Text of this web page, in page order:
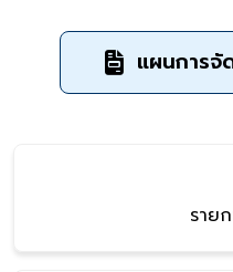
แผนการจั
ราย